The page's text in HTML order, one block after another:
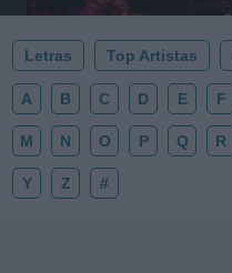
Letras Top Artistas
A B C D E F
M N O P Q R
Y Z #